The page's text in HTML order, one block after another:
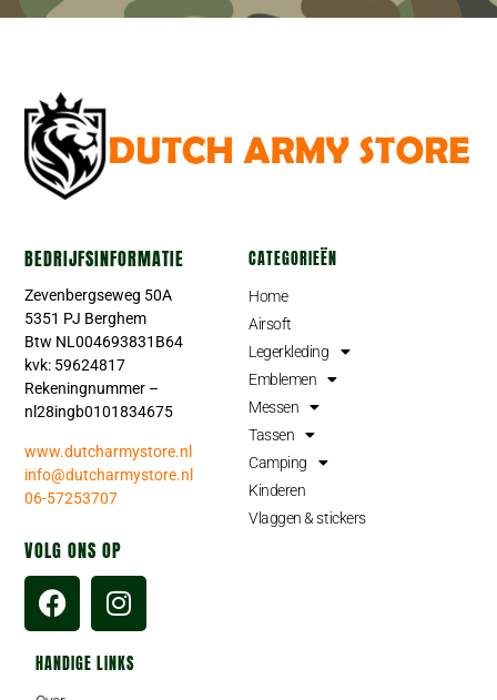
BEDRIJFSINFORMATIE
Zevenbergseweg 50A
5351 PJ Berghem
Btw NL004693831B64
kvk: 59624817
Rekeningnummer –
nl28ingb0101834675
www.dutcharmystore.nl
info@dutcharmystore.nl
06-57253707
VOLG ONS OP
CATEGORIEËN
Home
Airsoft
Legerkleding
Emblemen
Messen
Tassen
Camping
Kinderen
Vlaggen & stickers
HANDIGE LINKS